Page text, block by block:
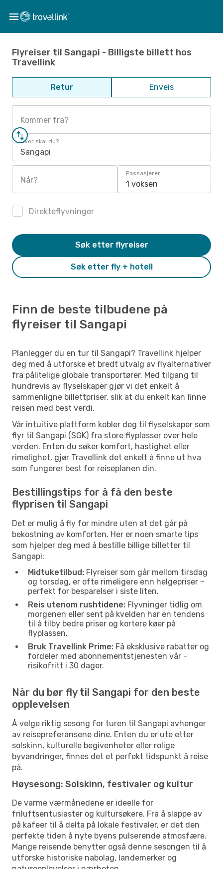
Flyreiser til Sangapi - Billigste billett hos
Travellink
Retur Enveis
Kommer fra?
Hvor skal du?
Sangapi
Når?
Passasjerer
1 voksen
Direkteflyvninger
Søk etter fly + hotell
Søk etter flyreiser
Finn de beste tilbudene på
flyreiser til Sangapi
Planlegger du en tur til Sangapi? Travellink hjelper
deg med å utforske et bredt utvalg av flyalternativer
fra pålitelige globale transportører. Med tilgang til
hundrevis av flyselskaper gjør vi det enkelt å
sammenligne billettpriser, slik at du enkelt kan finne
reisen med best verdi.
Vår intuitive plattform kobler deg til flyselskaper som
flyr til Sangapi (SGK) fra store flyplasser over hele
verden. Enten du søker komfort, hastighet eller
rimelighet, gjør Travellink det enkelt å finne ut hva
som fungerer best for reiseplanen din.
Bestillingstips for å få den beste
flyprisen til Sangapi
Det er mulig å fly for mindre uten at det går på
bekostning av komforten. Her er noen smarte tips
som hjelper deg med å bestille billige billetter til
Sangapi:
Midtuketilbud: Flyreiser som går mellom tirsdag
og torsdag, er ofte rimeligere enn helgepriser –
perfekt for besparelser i siste liten.
Reis utenom rushtidene: Flyvninger tidlig om
morgenen eller sent på kvelden har en tendens
til å tilby bedre priser og kortere køer på
flyplassen.
Bruk Travellink Prime: Få eksklusive rabatter og
fordeler med abonnementstjenesten vår –
risikofritt i 30 dager.
Når du bør fly til Sangapi for den beste
opplevelsen
Å velge riktig sesong for turen til Sangapi avhenger
av reisepreferansene dine. Enten du er ute etter
solskinn, kulturelle begivenheter eller rolige
byvandringer, finnes det et perfekt tidspunkt å reise
på.
Høysesong: Solskinn, festivaler og kultur
De varme værmånedene er ideelle for
friluftsentusiaster og kultursøkere. Fra å slappe av
på kafeer til å delta på lokale festivaler, er det den
perfekte tiden å nyte byens pulserende atmosfære.
Mange reisende benytter også denne sesongen til å
utforske historiske nabolag, landemerker og